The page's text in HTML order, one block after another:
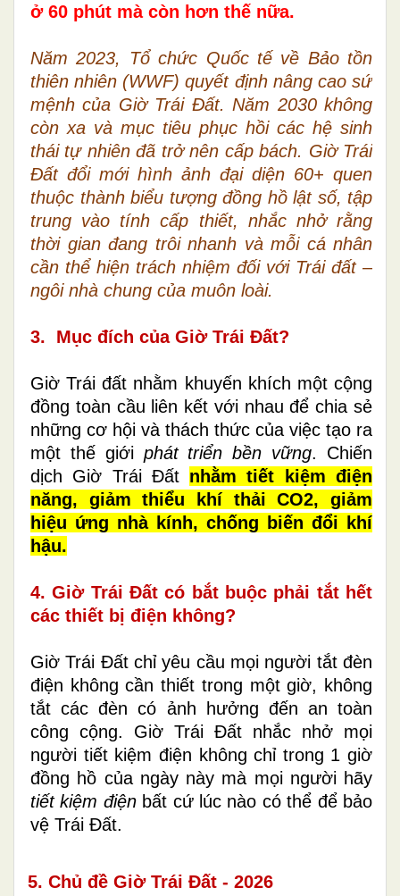
ở 60 phút mà còn hơn thế nữa.
Năm 2023, Tổ chức Quốc tế về Bảo tồn
thiên nhiên (WWF) quyết định nâng cao sứ
mệnh của Giờ Trái Đất. Năm 2030 không
còn xa và mục tiêu phục hồi các hệ sinh
thái tự nhiên đã trở nên cấp bách. Giờ Trái
Đất đổi mới hình ảnh đại diện 60+ quen
thuộc thành biểu tượng đồng hồ lật số, tập
trung vào tính cấp thiết, nhắc nhở rằng
thời gian đang trôi nhanh và mỗi cá nhân
cần thể hiện trách nhiệm đối với Trái đất –
ngôi nhà chung của muôn loài.
3. Mục đích của Giờ Trái Đất?
Giờ Trái đất nhằm khuyến khích một cộng
đồng toàn cầu liên kết với nhau để chia sẻ
những cơ hội và thách thức của việc tạo ra
một thế giớiphát triển bền vững. Chiến
dịch Giờ Trái Đất nhằm tiết kiệm điện
năng, giảm thiểu khí thải CO2, giảm
hiệu ứng nhà kính, chống biến đổi khí
hậu.
4. Giờ Trái Đất có bắt buộc phải tắt hết
các thiết bị điện không?
Giờ Trái Đất chỉ yêu cầu mọi người tắt đèn
điện không cần thiết trong một giờ, không
tắt các đèn có ảnh hưởng đến an toàn
công cộng. Giờ Trái Đất nhắc nhở mọi
người tiết kiệm điện không chỉ trong 1 giờ
đồng hồ của ngày này mà mọi người hãy
tiết kiệm điện bất cứ lúc nào có thể để bảo
vệ Trái Đất.
5. Chủ đề Giờ Trái Đất - 2026